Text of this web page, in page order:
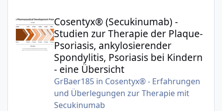
Cosentyx® (Secukinumab) -
Studien zur Therapie der Plaque-
Psoriasis, ankylosierender
Spondylitis, Psoriasis bei Kindern
- eine Übersicht
GrBaer185in Cosentyx® - Erfahrungen
und Überlegungen zur Therapie mit
Secukinumab